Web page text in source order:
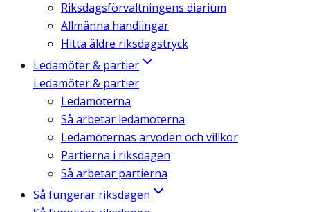
Riksdagsförvaltningens diarium
Allmänna handlingar
Hitta äldre riksdagstryck
Ledamöter & partier
Ledamöter & partier
Ledamöterna
Så arbetar ledamöterna
Ledamöternas arvoden och villkor
Partierna i riksdagen
Så arbetar partierna
Så fungerar riksdagen